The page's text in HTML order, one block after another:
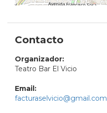
Contacto
Organizador:
Teatro Bar El Vicio
Email:
facturaselvicio@gmail.com